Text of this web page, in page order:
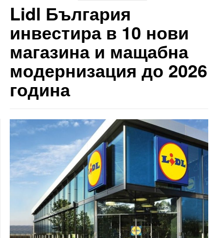
Lidl България
инвестира в 10 нови
магазина и мащабна
модернизация до 2026
година